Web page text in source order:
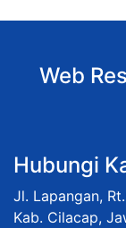
Web
Hubungi
Jl. Lapangan,
Kab. Cilacap,